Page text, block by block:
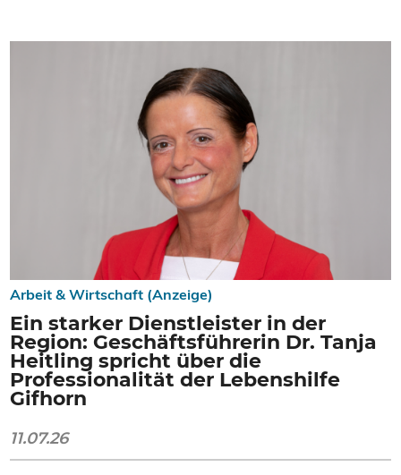
Arbeit & Wirtschaft (Anzeige)
Ein starker Dienstleister in der
Region: Geschäftsführerin Dr. Tanja
Heitling spricht über die
Professionalität der Lebenshilfe
Gifhorn
11.07.26